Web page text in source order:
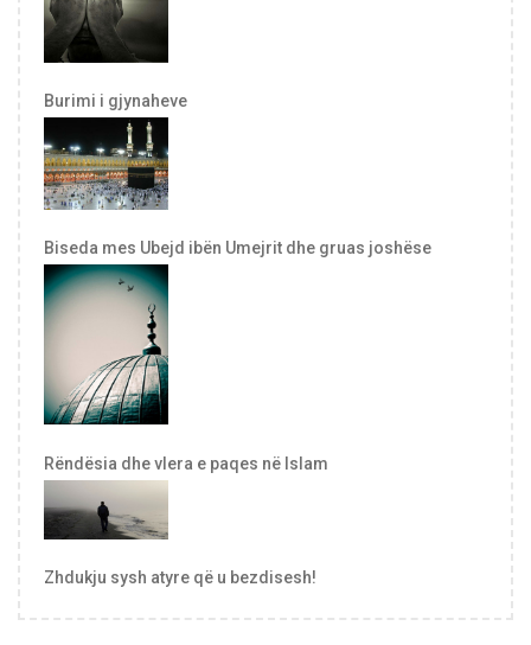
Burimi i gjynaheve
Biseda mes Ubejd ibën Umejrit dhe gruas joshëse
Rëndësia dhe vlera e paqes në Islam
Zhdukju sysh atyre që u bezdisesh!